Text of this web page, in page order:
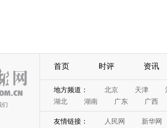
们
首页 时评 资讯
地方频道： 北京 天津
湖北
湖南 广东 广西
友情链接： 人民网 新华网